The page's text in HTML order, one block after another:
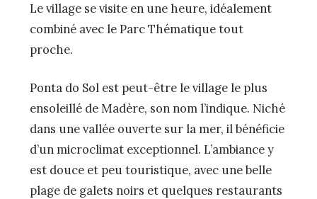
Le village se visite en une heure, idéalement
combiné avec le Parc Thématique tout
proche.
Ponta do Sol est peut-être le village le plus
ensoleillé de Madère, son nom l’indique. Niché
dans une vallée ouverte sur la mer, il bénéficie
d’un microclimat exceptionnel. L’ambiance y
est douce et peu touristique, avec une belle
plage de galets noirs et quelques restaurants